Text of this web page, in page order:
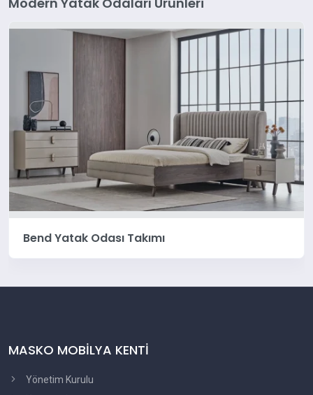
Solid Yatak Odası Takımı
MASKO MOBİLYA KENTİ
Yönetim Kurulu